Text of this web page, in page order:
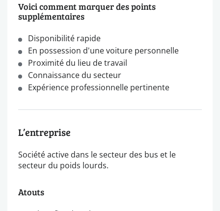
Voici comment marquer des points
supplémentaires
Disponibilité rapide
En possession d'une voiture personnelle
Proximité du lieu de travail
Connaissance du secteur
Expérience professionnelle pertinente
L’entreprise
Société active dans le secteur des bus et le
secteur du poids lourds.
Atouts